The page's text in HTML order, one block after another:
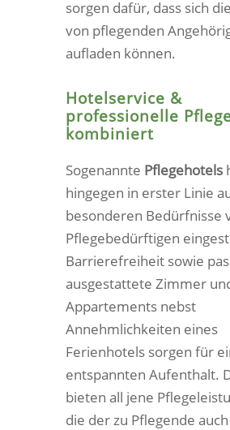
sorgen dafür, dass sich
von pflegenden
aufladen können.
Hotelservice &
professionelle
kombiniert
Sogenannte Pflegehotels
hingegen in erster Linie
besonderen Bedürfnisse
Pflegebedürftigen
Barrierefreiheit sowie
ausgestattete Zimmer
Appartements nebst
Annehmlichkeiten eines
Ferienhotels sorgen für
entspannten Aufenthalt.
bieten all jene
die der zu Pflegende